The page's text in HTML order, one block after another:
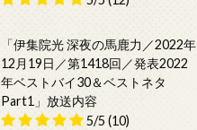
「伊集院光 深夜の馬鹿力／2022年
12月19日／第1418回／発表2022
年ベストバイ30＆ベストネタ
Part1」放送内容
5/5 (10)